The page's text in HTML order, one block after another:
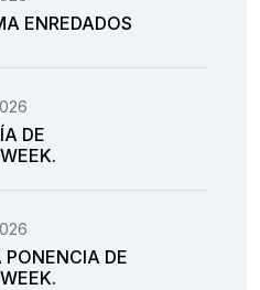
ENREDADOS
DE
PONENCIA DE